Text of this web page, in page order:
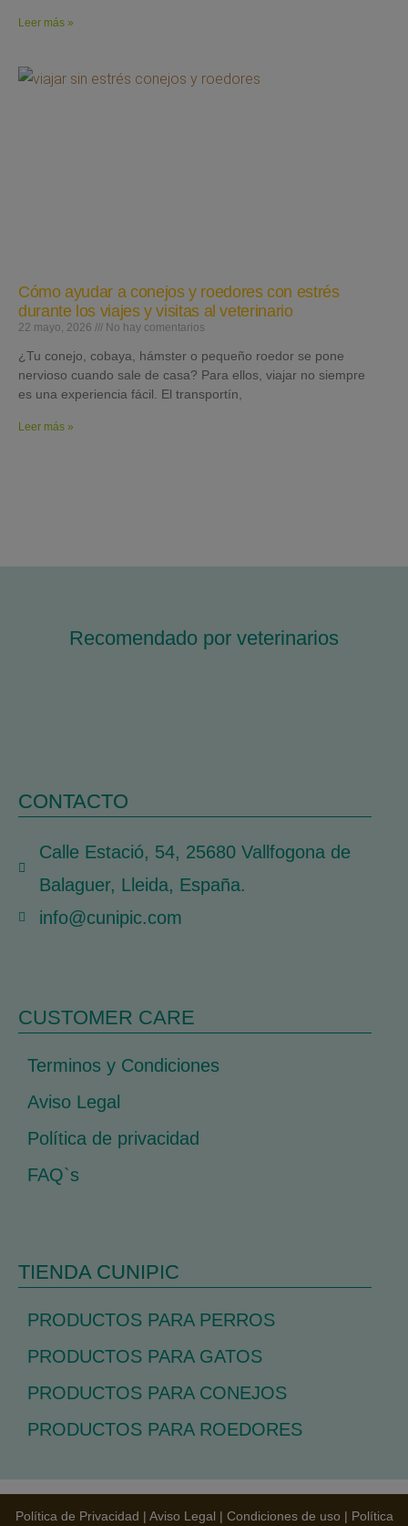
Leer más »
Cómo ayudar a conejos y roedores con estrés
durante los viajes y visitas al veterinario
22 mayo, 2026 No hay comentarios
¿Tu conejo, cobaya, hámster o pequeño roedor se pone
nervioso cuando sale de casa? Para ellos, viajar no siempre
es una experiencia fácil. El transportín,
Leer más »
Recomendado por veterinarios
CONTACTO
Calle Estació, 54, 25680 Vallfogona de
Balaguer, Lleida, España.
info@cunipic.com
CUSTOMER CARE
Terminos y Condiciones
Aviso Legal
Política de privacidad
FAQ`s
TIENDA CUNIPIC
PRODUCTOS PARA PERROS
PRODUCTOS PARA GATOS
PRODUCTOS PARA CONEJOS
PRODUCTOS PARA ROEDORES
Política de Privacidad | Aviso Legal | Condiciones de uso | Política